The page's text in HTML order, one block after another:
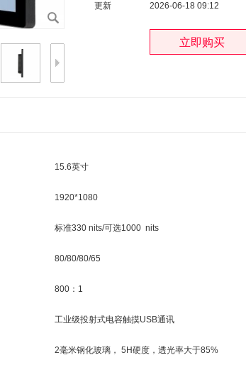
更新 2026-06-18 09:12
15.6英寸
1920*1080
标准330 nits/可选1000 nits
80/80/80/65
800：1
工业级投射式电容触摸USB通讯
2毫米钢化玻璃， 5H硬度，透光率大于85%